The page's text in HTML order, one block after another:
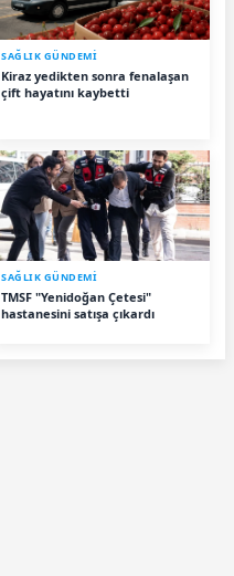
SAĞLIK GÜNDEMİ
Kiraz yedikten sonra fenalaşan
çift hayatını kaybetti
SAĞLIK GÜNDEMİ
TMSF "Yenidoğan Çetesi"
hastanesini satışa çıkardı